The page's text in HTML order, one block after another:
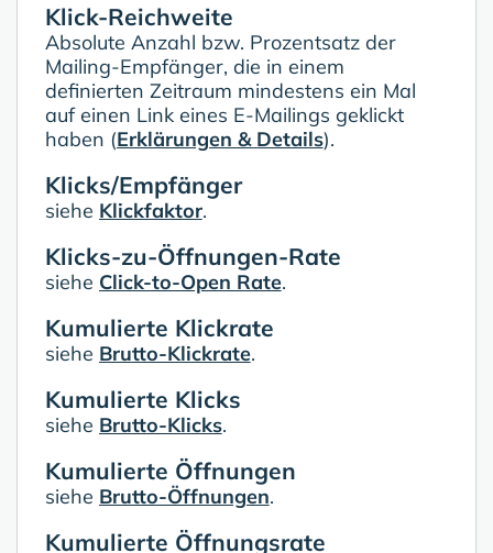
Klick-Reichweite
Absolute Anzahl bzw. Prozentsatz der
Mailing-Empfänger, die in einem
definierten Zeitraum mindestens ein Mal
auf einen Link eines E-Mailings geklickt
haben (Erklärungen & Details).
Klicks/Empfänger
siehe Klickfaktor.
Klicks-zu-Öffnungen-Rate
siehe Click-to-Open Rate.
Kumulierte Klickrate
siehe Brutto-Klickrate.
Kumulierte Klicks
siehe Brutto-Klicks.
Kumulierte Öffnungen
siehe Brutto-Öffnungen.
Kumulierte Öffnungsrate